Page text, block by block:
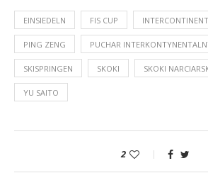
EINSIEDELN FIS CUP
PING ZENG PUCHAR
SKISPRINGEN SKOKI SKOKI
YU SAITO
2